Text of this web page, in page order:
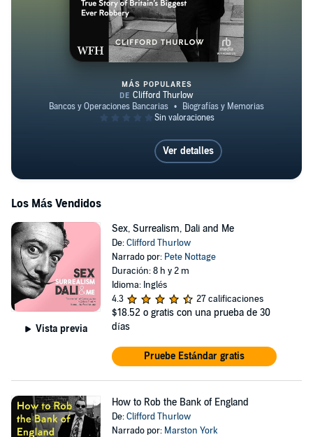
How to Rob the Bank of England
MÁS POPULARES
Ver detalles
Los Más Vendidos
Vista previa
Sex, Surrealism, Dali and Me
De:Clifford Thurlow
Narrado por: Pete Nottage
Duración: 8 h y 2 m
Idioma: Inglés
4.3
27 calificaciones
$18.52 o gratis con una prueba de 30
días
Pruebe Estándar gratis
How to Rob the Bank of England
De:Clifford Thurlow
Narrado por: Marston York